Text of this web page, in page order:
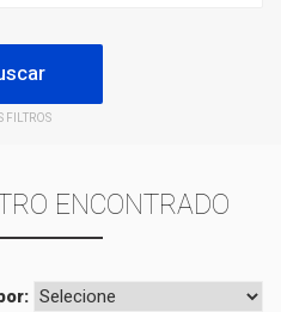
FILTROS
ENCONTRADO